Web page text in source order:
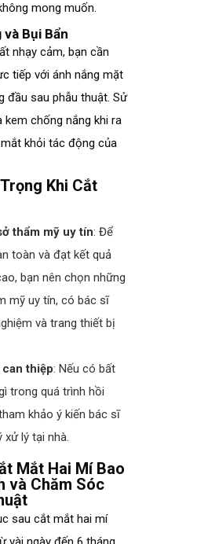
mong muốn.
Bụi Bẩn
nhạy cảm, bạn cần
tiếp với ánh nắng mặt
đầu sau phẫu thuật. Sử
kem chống nắng khi ra
khỏi tác động của
Khi Cắt
thẩm mỹ uy tín: Để
toàn và đạt kết quả
bạn nên chọn những
mỹ uy tín, có bác sĩ
và trang thiết bị
thiệp: Nếu có bất
trong quá trình hồi
khảo ý kiến bác sĩ
xử lý tại nhà.
Mắt Hai Mí Bao
và Chăm Sóc
sau cắt mắt hai mí